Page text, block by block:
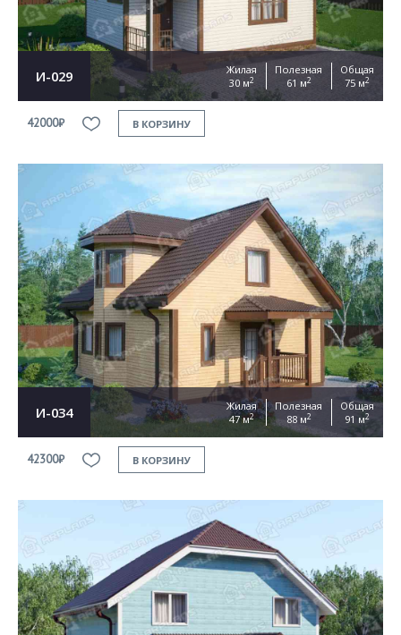
И-029
Жилая
30 м2
Полезная
61 м2
Общая
75 м2
42000₽ В КОРЗИНУ
И-034
Жилая
47 м2
Полезная
88 м2
Общая
91 м2
42300₽ В КОРЗИНУ